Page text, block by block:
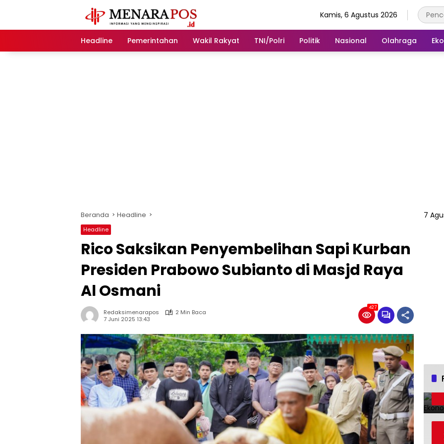
Kamis, 6 Agustus 2026
Headline Pemerintahan Wakil Rakyat TNI/Polri Politik Nasional Olahraga
Beranda Headline
Headline
Rico Saksikan Penyembelihan Sapi Kurban
Presiden Prabowo Subianto di Masjd Raya
Al Osmani
Redaksimenarapos
2 Min Baca
7 Juni 2025 13:43
427
7